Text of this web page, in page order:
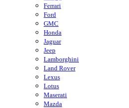
Ferrari
Ford
GMC
Honda
Jaguar
Jeep
Lamborghini
Land Rover
Lexus
Lotus
Maserati
Mazda